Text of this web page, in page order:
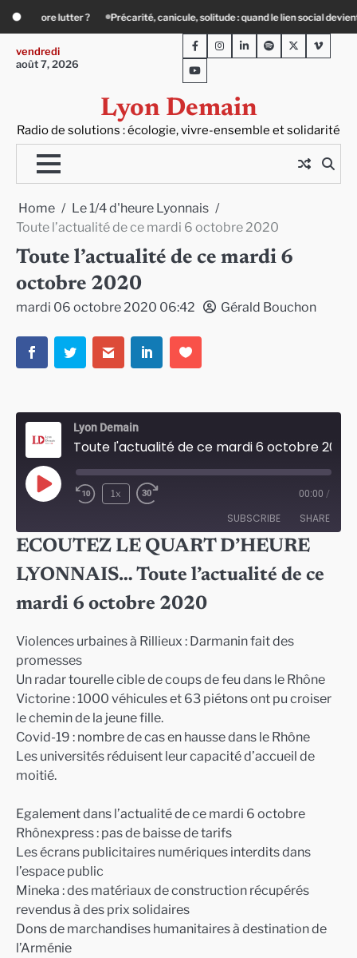
Skip
content
: quand le lien social devient essentiel « Ça chauffe » : des acteurs
vendredi
août 7, 2026
Lyon Demain
Radio de solutions : écologie, vivre-ensemble et solidarité
FacebookInstagram
LinkedInSpotifyTwitterViméo
Youtube
Home
Le 1/4 d'heure Lyonnais
Toute l’actualité de ce mardi 6 octobre 2020
Toute l’actualité de ce mardi 6
octobre 2020
mardi 06 octobre 2020 06:42 Gérald Bouchon
Lyon Demain
Play
1x 00:00 /
SUBSCRIBE SHARE
RSS FEED
SHARE
LINK
ECOUTEZ LE QUART D’HEURE
LYONNAIS… Toute l’actualité de ce
mardi 6 octobre 2020
Violences urbaines à Rillieux : Darmanin fait des
promesses
Un radar tourelle cible de coups de feu dans le Rhône
Victorine : 1000 véhicules et 63 piétons ont pu croiser
le chemin de la jeune fille.
Covid-19 : nombre de cas en hausse dans le Rhône
Les universités réduisent leur capacité d’accueil de
moitié.
Egalement dans l’actualité de ce mardi 6 octobre
Rhônexpress : pas de baisse de tarifs
Les écrans publicitaires numériques interdits dans
l’espace public
Mineka : des matériaux de construction récupérés
revendus à des prix solidaires
Dons de marchandises humanitaires à destination de
l’Arménie